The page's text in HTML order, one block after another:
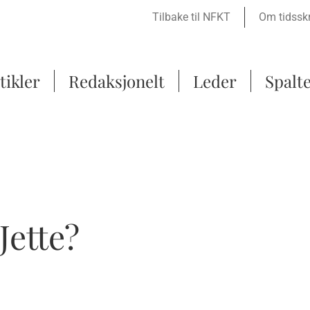
Tilbake til NFKT Om
Redaksjonelt Leder